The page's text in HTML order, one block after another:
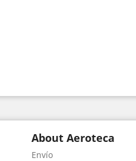
About Aeroteca
Envío